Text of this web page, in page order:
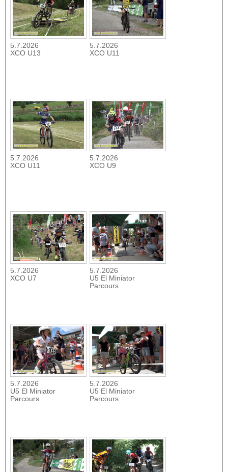
5.7.2026
XCO U13
5.7.2026
XCO U11
5.7.2026
XCO U11
5.7.2026
XCO U9
5.7.2026
XCO U7
5.7.2026
U5 El Miniator
Parcours
5.7.2026
U5 El Miniator
Parcours
5.7.2026
U5 El Miniator
Parcours